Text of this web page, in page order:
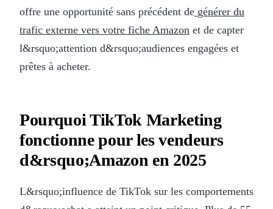
offre une opportunité sans précédent de générer du
trafic externe vers votre fiche Amazon et de capter
l&rsquo;attention d&rsquo;audiences engagées et
prêtes à acheter.
Pourquoi TikTok Marketing
fonctionne pour les vendeurs
d&rsquo;Amazon en 2025
L&rsquo;influence de TikTok sur les comportements